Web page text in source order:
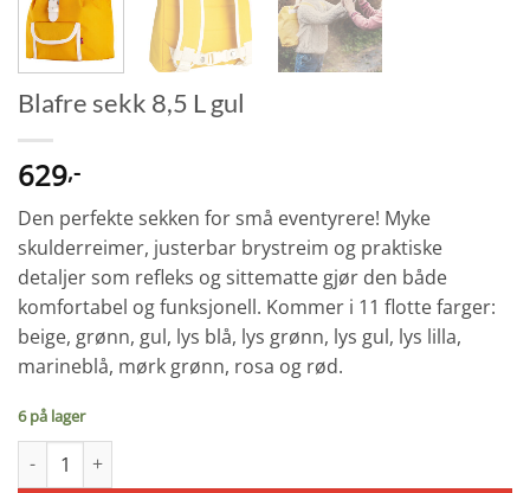
Blafre sekk 8,5 L gul
629,-
Den perfekte sekken for små eventyrere! Myke
skulderreimer, justerbar brystreim og praktiske
detaljer som refleks og sittematte gjør den både
komfortabel og funksjonell. Kommer i 11 flotte farger:
beige, grønn, gul, lys blå, lys grønn, lys gul, lys lilla,
marineblå, mørk grønn, rosa og rød.
6 på lager
Blafre sekk 8,5 L gul antall